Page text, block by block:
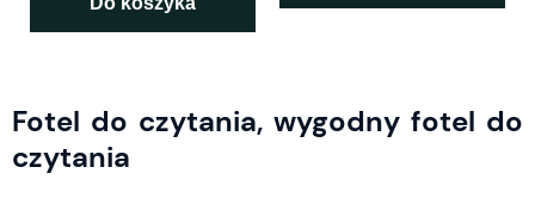
Fotel do czytania, wygodny fotel do
czytania